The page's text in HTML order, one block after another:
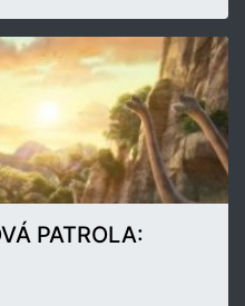
PATROLA: